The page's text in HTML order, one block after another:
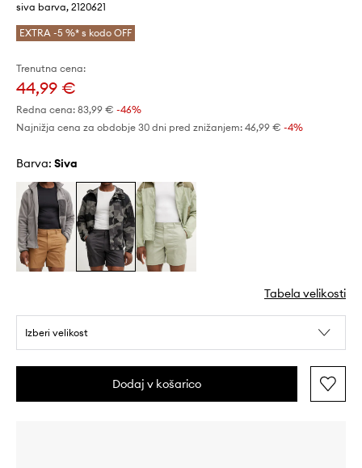
siva barva, 2120621
EXTRA -5 %* s kodo OFF
Trenutna cena:
44,99 €
Redna cena: 83,99 € -46%
Najnižja cena za obdobje 30 dni pred znižanjem: 46,99 € -4%
Barva: siva
Tabela velikosti
Izberi velikost
Dodaj v košarico